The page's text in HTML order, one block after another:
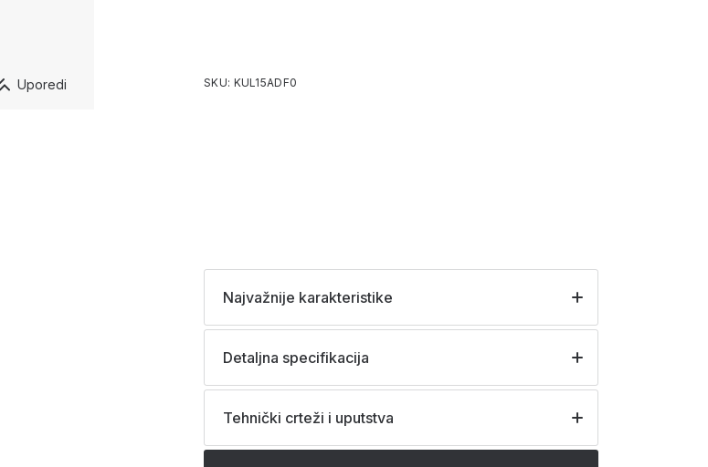
Uporedi SKU: KUL15ADF0
Najvažnije karakteristike
Detaljna specifikacija
Tehnički crteži i uputstva